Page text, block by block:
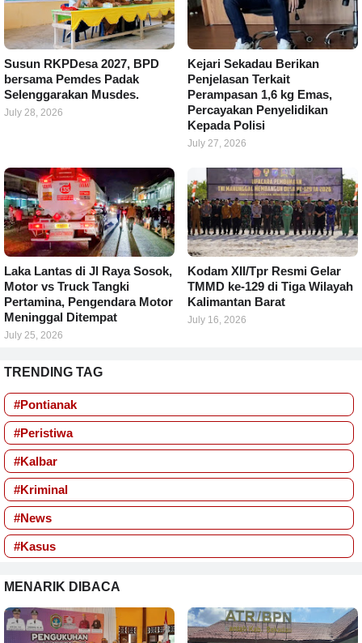
Susun RKPDesa 2027, BPD
bersama Pemdes Padak
Selenggarakan Musdes.
July 28, 2026
Kejari Sekadau Berikan
Penjelasan Terkait
Perampasan 1,6 kg Emas,
Percayakan Penyelidikan
Kepada Polisi
July 27, 2026
Laka Lantas di Jl Raya Sosok,
Motor vs Truck Tangki
Pertamina, Pengendara Motor
Meninggal Ditempat
July 25, 2026
Kodam XII/Tpr Resmi Gelar
TMMD ke-129 di Tiga Wilayah
Kalimantan Barat
July 16, 2026
TRENDING TAG
#Pontianak
#Peristiwa
#Kalbar
#Kriminal
#News
#Kasus
MENARIK DIBACA